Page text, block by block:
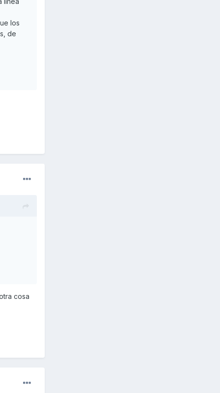
los
de
cosa